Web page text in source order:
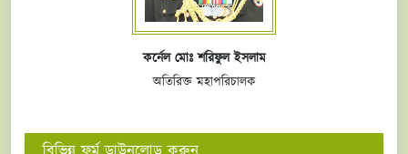
কর্নেল মোঃ শরিফুল ইসলাম
অতিরিক্ত মহাপরিচালক